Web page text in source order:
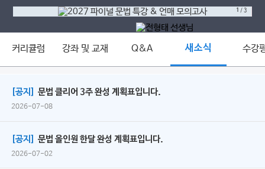
& 언매 모의고사 12회
1 /3
커리큘럼 강좌 및 교재 Q&A 새소식 수강
[공지] 문법 클리어 3주 완성 계획표입니다.
2026-07-08
[공지] 문법 올인원 한달 완성 계획표입니다.
2026-07-02